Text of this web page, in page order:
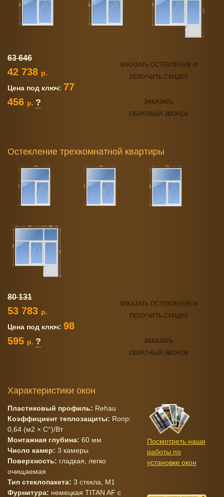
63 646
42 738 р.
Цена под ключ: 77
456 р. ?
ЗАКАЗАТЬ ОСТЕКЛЕНИЕ И
ПОЛУЧИТЬ СКИДКУ
ЗАКАЗАТЬ
ОБРАТНЫЙ ЗВОНОК
Остекление трехкомнатной квартиры
80 131
53 783 р.
Цена под ключ: 98
595 р. ?
ЗАКАЗАТЬ ОСТЕКЛЕНИЕ И
ПОЛУЧИТЬ СКИДКУ
ЗАКАЗАТЬ
ОБРАТНЫЙ ЗВОНОК
Характеристики окон
Пластиковый профиль: Rehau
Коэффициент теплозащиты: Rопр:
0,64 (м2 × C°)/Вт
Монтажная глубина: 60 мм
Число камер: 3 камеры
Поверхность: гладкая, легко
очищаемая
Тип стеклопакета: 3 стекла, M1
Фурнитура: немецкая TITAN AF c
Посмотреть наши
работы по
установке окон